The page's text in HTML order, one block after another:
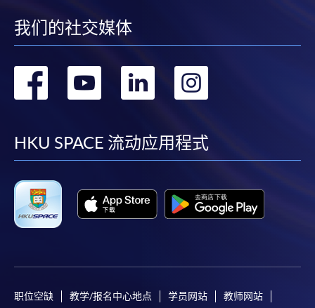
我们的社交媒体
转
facebook
转
youtube
转
linkedin
HKU SPACE 流动应用程式
职位空缺 教学/报名中心地点 学员网站 教师网站